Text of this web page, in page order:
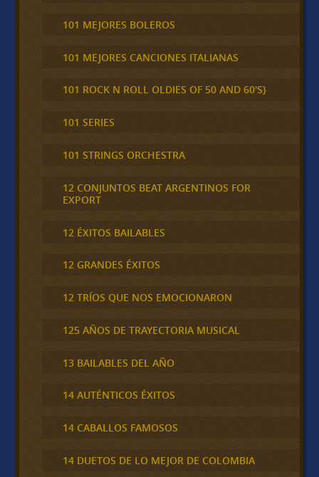
101 MEJORES BOLEROS
101 MEJORES CANCIONES ITALIANAS
101 ROCK N ROLL OLDIES OF 50 AND 60'S}
101 SERIES
101 STRINGS ORCHESTRA
12 CONJUNTOS BEAT ARGENTINOS FOR
EXPORT
12 ÉXITOS BAILABLES
12 GRANDES ÉXITOS
12 TRÍOS QUE NOS EMOCIONARON
125 AÑOS DE TRAYECTORIA MUSICAL
13 BAILABLES DEL AÑO
14 AUTÉNTICOS ÉXITOS
14 CABALLOS FAMOSOS
14 DUETOS DE LO MEJOR DE COLOMBIA